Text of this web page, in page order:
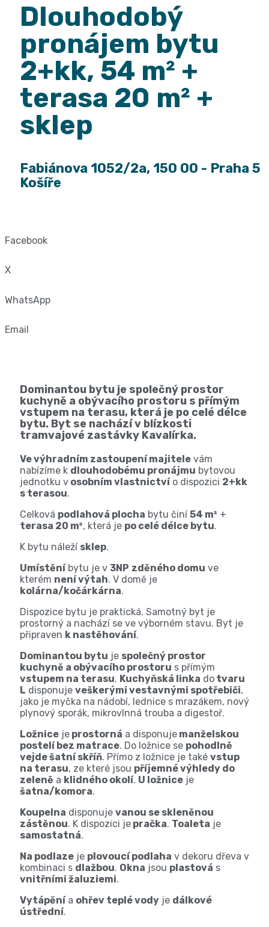
Dlouhodobý
pronájem bytu
2+kk, 54 m² +
terasa 20 m² +
sklep
Fabiánova 1052/2a, 150 00 - Praha 5
Košíře
Facebook
X
WhatsApp
Email
Dominantou bytu je společný prostor
kuchyně a obývacího prostoru s přímým
vstupem na terasu, která je po celé délce
bytu. Byt se nachází v blízkosti
tramvajové zastávky Kavalírka.
Ve výhradním zastoupení majitele vám
nabízíme k dlouhodobému pronájmu bytovou
jednotku v osobním vlastnictvío dispozici 2+kk
s terasou.
Celková podlahová plocha bytu činí54 m² +
terasa 20 m², která je po celé délce bytu.
K bytu náleží sklep.
Umístěníbytu je v 3NP zděného domu ve
kterém není výtah. V domě je
kolárna/kočárkárna.
Dispozice bytu je praktická. Samotný byt je
prostorný a nachází se ve výborném stavu. Byt je
připraven k nastěhování.
Dominantou bytu je společný prostor
kuchyně a obývacího prostoru s přímým
vstupem na terasu. Kuchyňská linka do tvaru
L disponuje veškerými vestavnými spotřebiči,
jako je myčka na nádobí, lednice s mrazákem, nový
plynový sporák, mikrovlnná trouba a digestoř.
Ložnice je prostorná a disponuje manželskou
postelí bez matrace. Do ložnice se pohodlně
vejde šatní skříň. Přímo z ložnice je také vstup
na terasu, ze které jsou příjemné výhledy do
zeleně a klidného okolí. U ložnice je
šatna/komora.
Koupelna disponuje vanou se skleněnou
zástěnou. K dispozici je pračka. Toaleta je
samostatná.
Na podlaze je plovoucí podlaha v dekoru dřeva v
kombinaci s dlažbou. Okna jsou plastová s
vnitřními žaluziemi.
Vytápěnía ohřev teplé vody je dálkové
ústřední.